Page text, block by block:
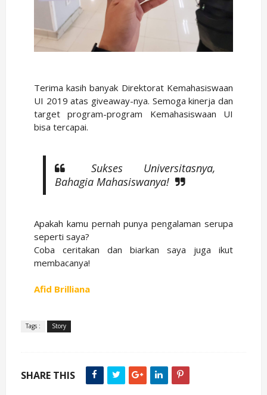
Terima kasih banyak Direktorat Kemahasiswaan
UI 2019 atas giveaway-nya. Semoga kinerja dan
target program-program Kemahasiswaan UI
bisa tercapai.
Sukses Universitasnya,
Bahagia Mahasiswanya!
Apakah kamu pernah punya pengalaman serupa
seperti saya?
Coba ceritakan dan biarkan saya juga ikut
membacanya!
Afid Brilliana
Tags : Story
SHARE THIS